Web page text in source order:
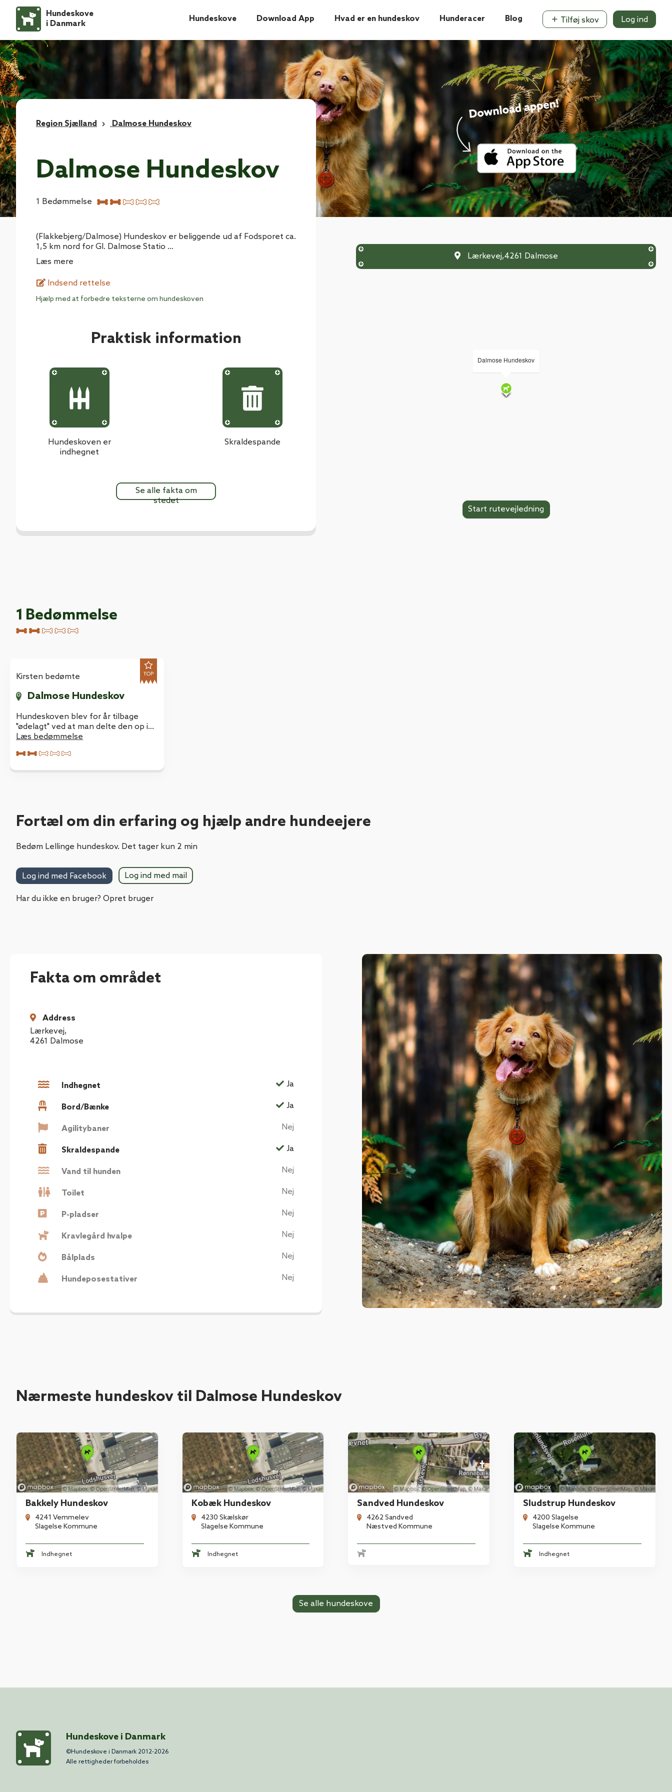
Hundeskove
i Danmark
Hundeskove Download App Hvad er en hundeskov Hunderacer Blog Tilføj skov Log ind
Region Sjælland Dalmose Hundeskov
Dalmose Hundeskov
1 Bedømmelse
(Flakkebjerg/Dalmose) Hundeskov er beliggende ud af Fodsporet ca.
1,5 km nord for Gl. Dalmose Statio ...
Læs mere
Indsend rettelse
Hjælp med at forbedre teksterne om hundeskoven
Praktisk information
Hundeskoven er
indhegnet
Skraldespande
Se alle fakta om
stedet
Lærkevej,4261 Dalmose
Dalmose Hundeskov
1 Bedømmelse
Kirsten bedømte
Dalmose Hundeskov
Hundeskoven blev for år tilbage
"ødelagt" ved at man delte den op i
to små indhegnede områder. Den
pga. brombærkrat - den anden kan
Læs bedømmelse
Fortæl om din erfaring og hjælp andre hundeejere
Bedøm Lellinge hundeskov. Det tager kun 2 min
Log ind med Facebook Log ind med mail
Har du ikke en bruger? Opret bruger
Fakta om området
Address
Lærkevej,
4261 Dalmose
Indhegnet Ja
Bord/Bænke Ja
Agilitybaner Nej
Skraldespande Ja
Vand til hunden Nej
Toilet Nej
P-pladser Nej
Kravlegård hvalpe Nej
Bålplads Nej
Hundeposestativer Nej
Nærmeste hundeskov til Dalmose Hundeskov
Bakkely Hundeskov
4241 Vemmelev
Slagelse Kommune
Indhegnet
Kobæk Hundeskov
4230 Skælskør
Slagelse Kommune
Indhegnet
Sandved Hundeskov
4262 Sandved
Næstved Kommune
Sludstrup Hundeskov
4200 Slagelse
Slagelse Kommune
Indhegnet
Se alle hundeskove
Hundeskove i Danmark
©Hundeskove i Danmark 2012-2026
Alle rettigheder forbeholdes